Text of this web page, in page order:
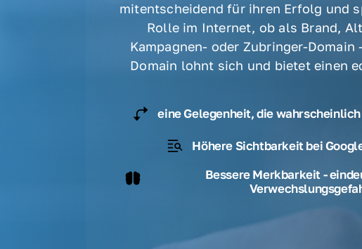
mitentscheidend für ihren Erfolg und
Rolle im Internet, ob als Brand,
Kampagnen- oder Zubringer-Domain
Domain lohnt sich und bietet einen
eine Gelegenheit, die
Höhere Sichtbarkeit bei
Bessere Merkbarkeit -